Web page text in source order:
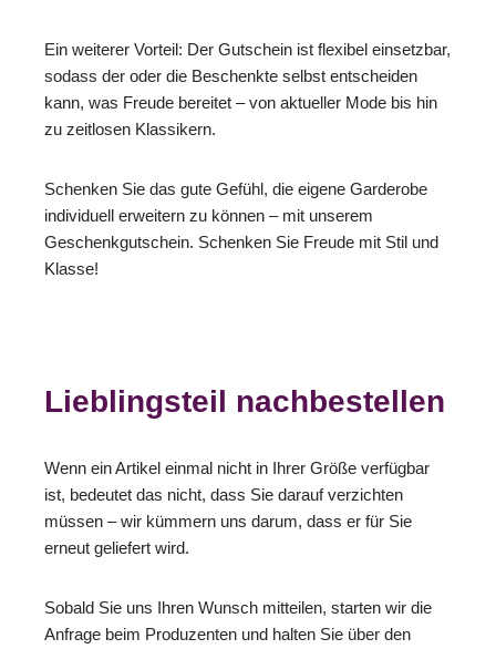
Ein weiterer Vorteil: Der Gutschein ist flexibel einsetzbar,
sodass der oder die Beschenkte selbst entscheiden
kann, was Freude bereitet – von aktueller Mode bis hin
zu zeitlosen Klassikern.
Schenken Sie das gute Gefühl, die eigene Garderobe
individuell erweitern zu können – mit unserem
Geschenkgutschein. Schenken Sie Freude mit Stil und
Klasse!
Lieblingsteil nachbestellen
Wenn ein Artikel einmal nicht in Ihrer Größe verfügbar
ist, bedeutet das nicht, dass Sie darauf verzichten
müssen – wir kümmern uns darum, dass er für Sie
erneut geliefert wird.
Sobald Sie uns Ihren Wunsch mitteilen, starten wir die
Anfrage beim Produzenten und halten Sie über den